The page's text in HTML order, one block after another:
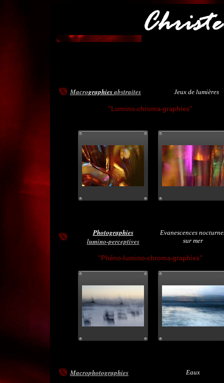
Macrographiesabstraites Jeux de lumières
"Lumino-chroma-graphies"
Photographies
lumino-perceptives
Evanescences
sur mer
"Phéno-lumino-chroma-graphies"
Macrophotographies Eaux